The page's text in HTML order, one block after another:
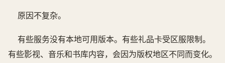
原因不复杂。
有些服务没有本地可用版本。有些礼品卡受区服限制。
有些影视、音乐和书库内容，会因为版权地区不同而变化。